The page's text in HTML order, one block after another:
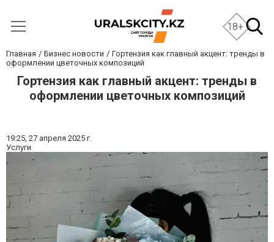
18+
Главная Бизнес новости
Гортензия как главный акцент: тренды в
оформлении цветочных композиций
Гортензия как главный акцент: тренды в
оформлении цветочных композиций
19:25, 27 апреля 2025 г.
Услуги